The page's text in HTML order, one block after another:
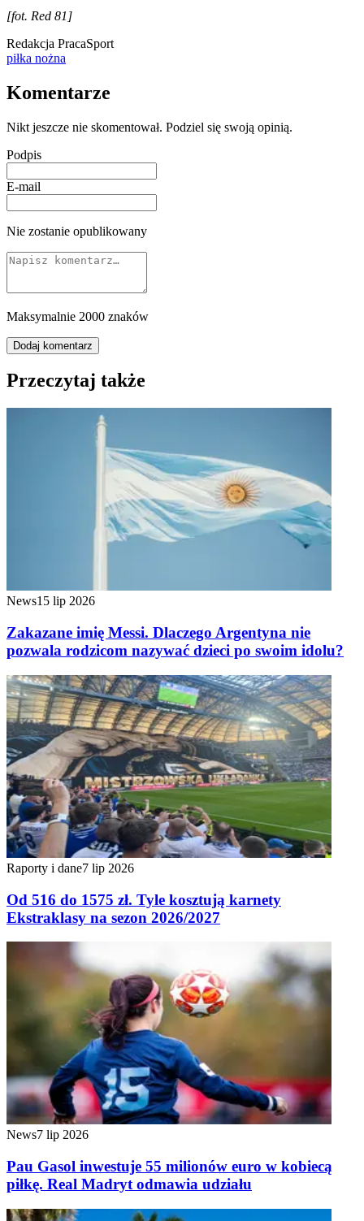
[fot. Red 81]
Redakcja PracaSport
piłka nożna
Komentarze
Nikt jeszcze nie skomentował. Podziel się swoją opinią.
Podpis
E-mail
Nie zostanie opublikowany
Maksymalnie 2000 znaków
Dodaj komentarz
Przeczytaj także
News15 lip 2026
Zakazane imię Messi. Dlaczego Argentyna nie
pozwala rodzicom nazywać dzieci po swoim idolu?
Raporty i dane7 lip 2026
Od 516 do 1575 zł. Tyle kosztują karnety
Ekstraklasy na sezon 2026/2027
News7 lip 2026
Pau Gasol inwestuje 55 milionów euro w kobiecą
piłkę. Real Madryt odmawia udziału